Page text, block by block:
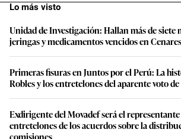
Lo más visto
Unidad de Investigación: Hallan más de siete
jeringas y medicamentos vencidos en
Primeras fisuras en Juntos por el Perú: La
Robles y los entretelones del aparente voto
Exdirigente del Movadef será el representante
entretelones de los acuerdos sobre la
comisiones